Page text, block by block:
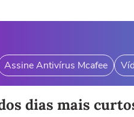
Assine Antivírus Mcafee
dias mais